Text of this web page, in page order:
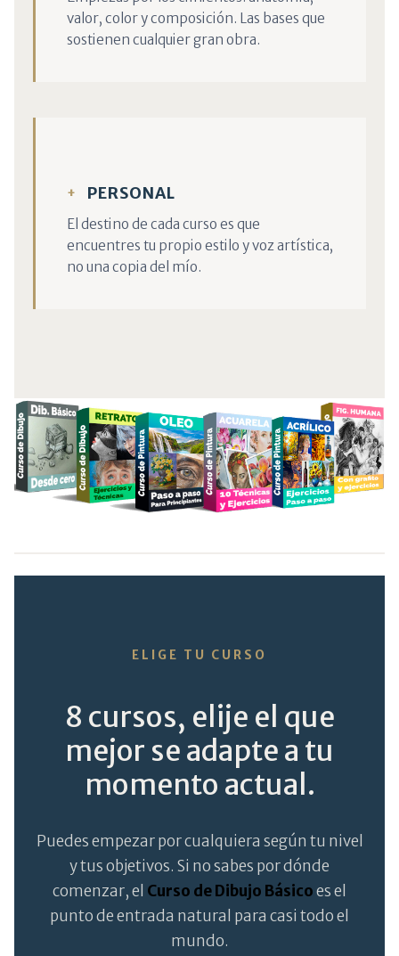
valor, color y composición. Las bases que
sostienen cualquier gran obra.
PERSONAL
El destino de cada curso es que
encuentres tu propio estilo y voz artística,
no una copia del mío.
ELIGE TU CURSO
8 cursos, elije el que
mejor se adapte a tu
momento actual.
Puedes empezar por cualquiera según tu nivel
y tus objetivos. Si no sabes por dónde
comenzar, el Curso de Dibujo Básicoes el
punto de entrada natural para casi todo el
mundo.